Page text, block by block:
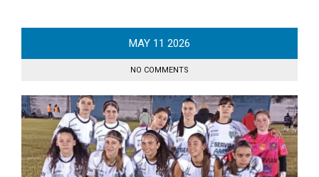
MAY 11 2026
NO COMMENTS